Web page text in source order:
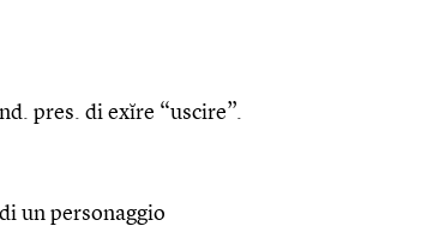
pres. di exĭre “uscire”.
un personaggio